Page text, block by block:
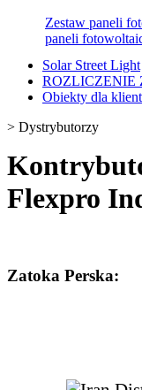
Zestaw paneli
paneli
Solar Street Light
ROZLICZENIE
Obiekty dla
> Dystrybutorzy
Flexpro
Zatoka Perska: